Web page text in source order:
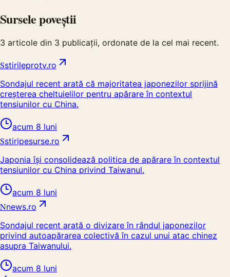
Sursele poveștii
3 articole din 3 publicații, ordonate de la cel mai recent.
Sstirileprotv.ro
Sondajul recent arată că majoritatea japonezilor sprijină
creșterea cheltuielilor pentru apărare în contextul
tensiunilor cu China.
acum 8 luni
Sstiripesurse.ro
Japonia își consolidează politica de apărare în contextul
tensiunilor cu China privind Taiwanul.
acum 8 luni
Nnews.ro
Sondajul recent arată o divizare în rândul japonezilor
privind autoapărarea colectivă în cazul unui atac chinez
asupra Taiwanului.
acum 8 luni